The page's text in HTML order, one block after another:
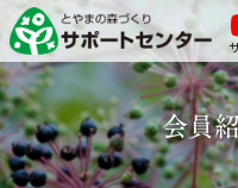
森づ
森づ
会員